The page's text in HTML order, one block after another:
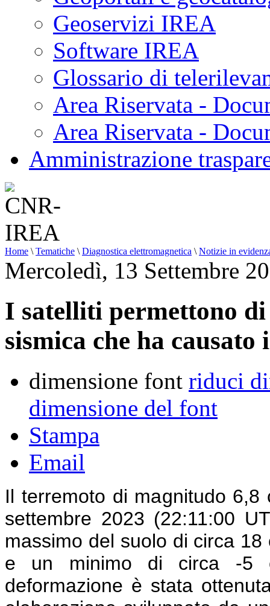
Geoservizi IREA
Software IREA
Glossario di
Area Riservata -
Area Riservata -
Amministrazione
Home \ Tematiche \ Diagnostica elettromagnetica \ Notizie in
Mercoledì, 13 Settembre
I satelliti permettono
sismica che ha
dimensione font riduci
dimensione del font
Stampa
Email
Il terremoto di magnitudo 6,8
settembre 2023 (22:11:00
massimo del suolo di circa
e un minimo di circa -5
deformazione è stata